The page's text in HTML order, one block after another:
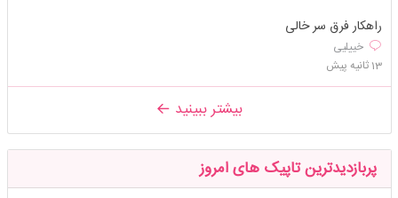
راهکار فرق سر خالی
خییلیی
13 ثانیه پیش
بیشتر ببینید
پربازدیدترین تاپیک های امروز